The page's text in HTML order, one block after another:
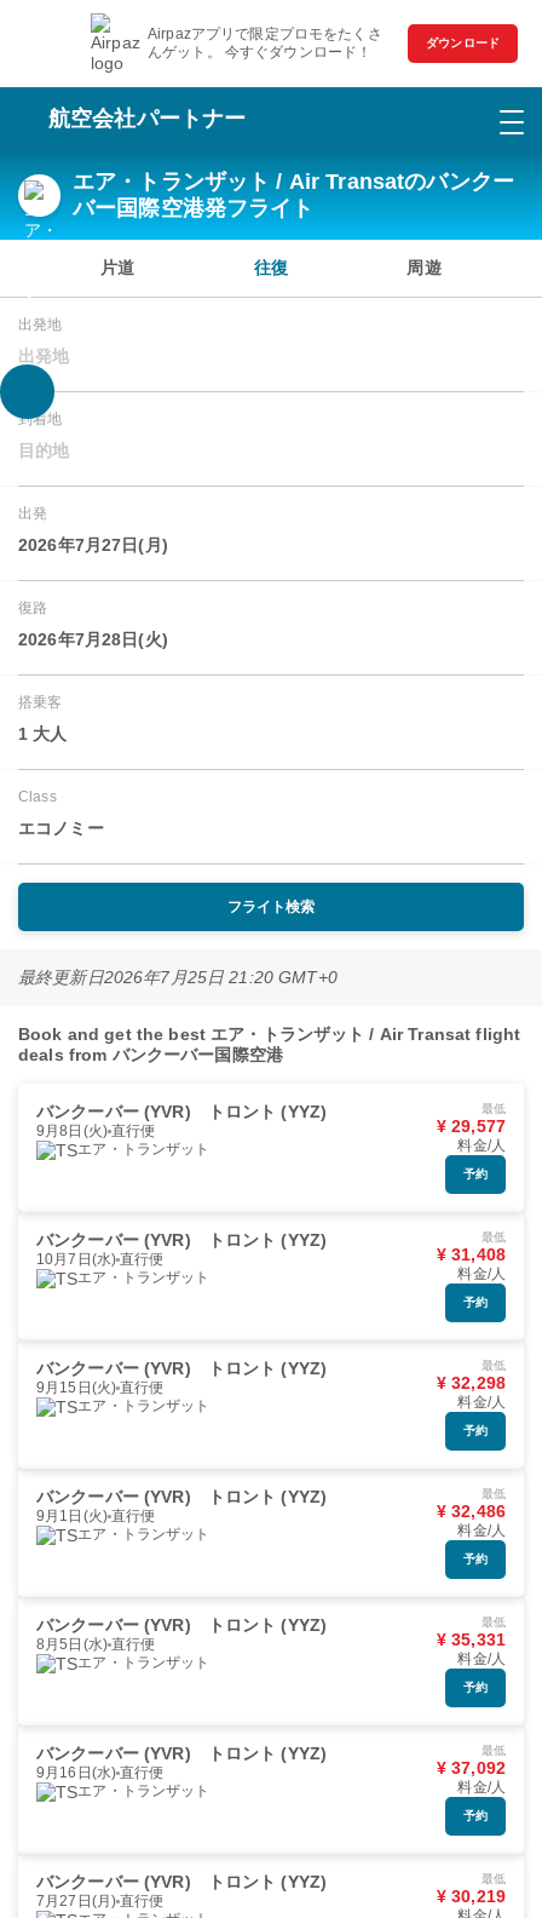
Airpazアプリで限定プロモをたくさ
んゲット。 今すぐダウンロード！
ダウンロード
航空会社パートナー
エア・トランザット / Air Transatのバンクー
バー国際空港発フライト
片道 往復 周遊
出発地
出発地
到着地
目的地
出発
2026年7月27日(月)
復路
2026年7月28日(火)
搭乗客
1 大人
Class
エコノミー
フライト検索
最終更新日2026年7月25日 21:20 GMT+0
Book and get the best エア・トランザット / Air Transat flight
deals from バンクーバー国際空港
バンクーバー (YVR) トロント (YYZ)
9月8日(火) 直行便
エア・トランザット
最低
¥ 29,577
料金/人
予約
バンクーバー (YVR) トロント (YYZ)
10月7日(水) 直行便
エア・トランザット
最低
¥ 31,408
料金/人
予約
バンクーバー (YVR) トロント (YYZ)
9月15日(火) 直行便
エア・トランザット
最低
¥ 32,298
料金/人
予約
バンクーバー (YVR) トロント (YYZ)
9月1日(火) 直行便
エア・トランザット
最低
¥ 32,486
料金/人
予約
バンクーバー (YVR) トロント (YYZ)
8月5日(水) 直行便
エア・トランザット
最低
¥ 35,331
料金/人
予約
バンクーバー (YVR) トロント (YYZ)
9月16日(水) 直行便
エア・トランザット
最低
¥ 37,092
料金/人
予約
バンクーバー (YVR) トロント (YYZ)
7月27日(月) 直行便
最低
¥ 30,219